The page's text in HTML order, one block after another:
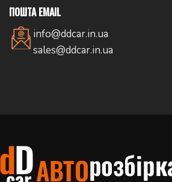
ПОШТА EMAIL
info@ddcar.in.ua
sales@ddcar.in.ua